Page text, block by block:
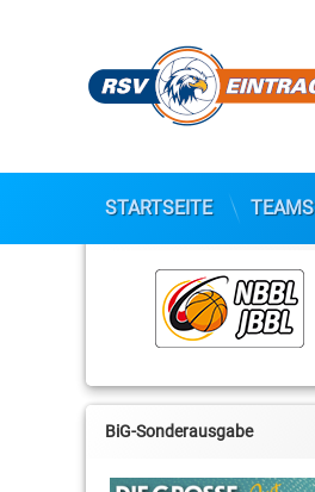
Skip
STARTSEITE TEAMS
BiG-Sonderausgabe